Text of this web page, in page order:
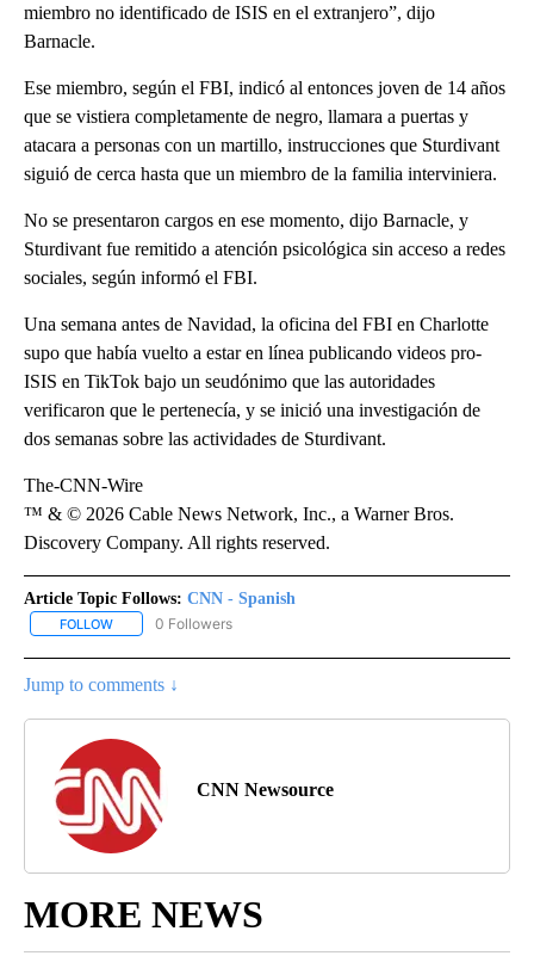
miembro no identificado de ISIS en el extranjero”, dijo
Barnacle.
Ese miembro, según el FBI, indicó al entonces joven de 14 años
que se vistiera completamente de negro, llamara a puertas y
atacara a personas con un martillo, instrucciones que Sturdivant
siguió de cerca hasta que un miembro de la familia interviniera.
No se presentaron cargos en ese momento, dijo Barnacle, y
Sturdivant fue remitido a atención psicológica sin acceso a redes
sociales, según informó el FBI.
Una semana antes de Navidad, la oficina del FBI en Charlotte
supo que había vuelto a estar en línea publicando videos pro-
ISIS en TikTok bajo un seudónimo que las autoridades
verificaron que le pertenecía, y se inició una investigación de
dos semanas sobre las actividades de Sturdivant.
The-CNN-Wire
™ & © 2026 Cable News Network, Inc., a Warner Bros.
Discovery Company. All rights reserved.
Article Topic Follows: CNN - Spanish
FOLLOW FOLLOW "CNN - SPANISH" TO RECEIVE NOTIFICATIONS ABOUT
0 Followers
Jump to comments ↓
CNN Newsource
MORE NEWS